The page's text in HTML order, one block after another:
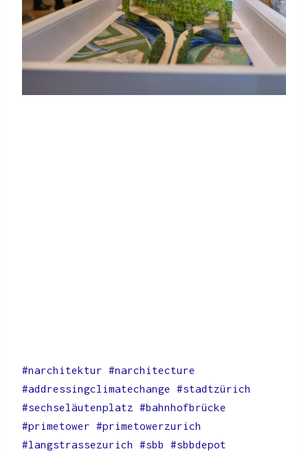
#narchitektur #narchitecture
#addressingclimatechange #stadtzürich
#sechseläutenplatz #bahnhofbrücke
#primetower #primetowerzurich
#langstrassezurich #sbb #sbbdepot